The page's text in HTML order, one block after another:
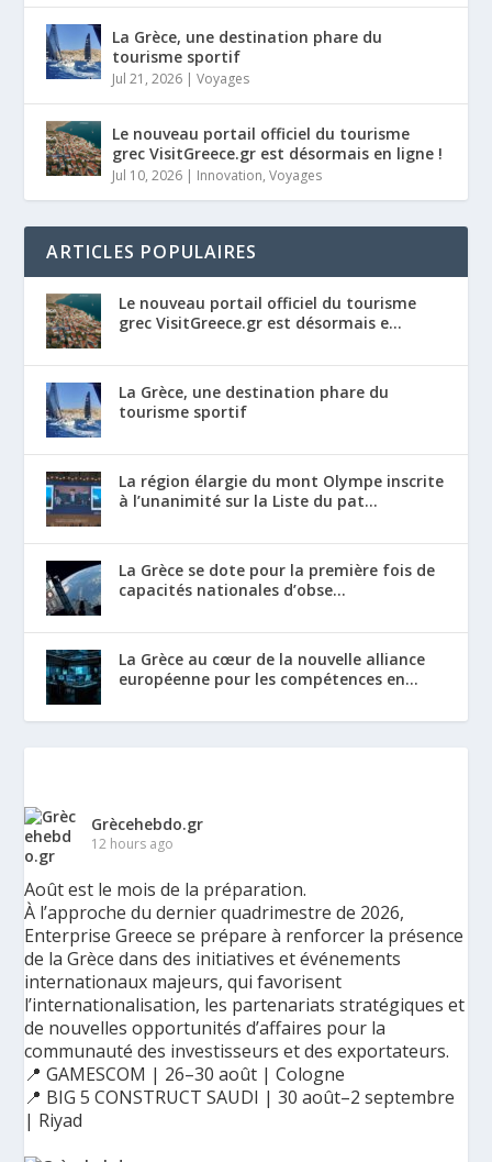
La Grèce, une destination phare du
tourisme sportif
Jul 21, 2026 |Voyages
Le nouveau portail officiel du tourisme
grec VisitGreece.gr est désormais en ligne !
Jul 10, 2026 | Innovation,Voyages
ARTICLES POPULAIRES
Le nouveau portail officiel du tourisme
grec VisitGreece.gr est désormais e...
La Grèce, une destination phare du
tourisme sportif
La région élargie du mont Olympe inscrite
à l’unanimité sur la Liste du pat...
La Grèce se dote pour la première fois de
capacités nationales d’obse...
La Grèce au cœur de la nouvelle alliance
européenne pour les compétences en...
Grècehebdo.gr
12 hours ago
Août est le mois de la préparation.
À l’approche du dernier quadrimestre de 2026,
Enterprise Greece se prépare à renforcer la présence
de la Grèce dans des initiatives et événements
internationaux majeurs, qui favorisent
l’internationalisation, les partenariats stratégiques et
de nouvelles opportunités d’affaires pour la
communauté des investisseurs et des exportateurs.
📍 GAMESCOM | 26–30 août | Cologne
📍 BIG 5 CONSTRUCT SAUDI | 30 août–2 septembre
| Riyad